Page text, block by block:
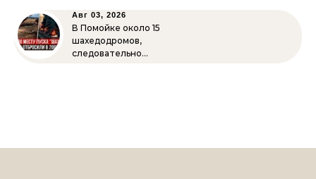
Авг 03, 2026
В Помойке около 15
шахедодромов,
следовательно…